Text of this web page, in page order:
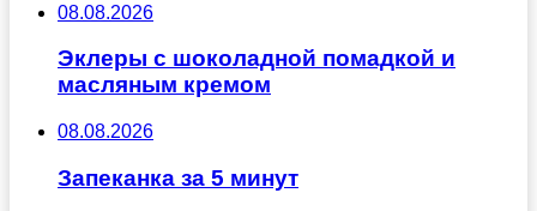
08.08.2026
Эклеры с шоколадной помадкой и
масляным кремом
08.08.2026
Запеканка за 5 минут